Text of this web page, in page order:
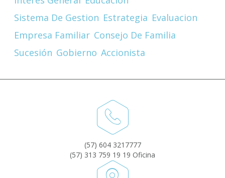
Sistema De Gestion Estrategia Evaluacion
Empresa Familiar Consejo De Familia
Sucesión Gobierno Accionista
(57) 604 3217777
(57) 313 759 19 19 Oficina